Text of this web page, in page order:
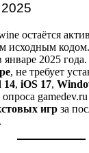
остаётся
исходным
2025
, не требует
14, iOS 17,
игр за